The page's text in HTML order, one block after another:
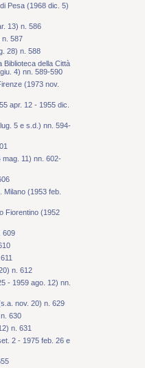
Pesa (1968 dic. 5)
13) n. 586
n. 587
28) n. 588
Biblioteca della Città
4) nn. 589-590
(1973 nov.
apr. 12 - 1955 dic.
5 e s.d.) nn. 594-
mag. 11) nn. 602-
Milano (1953 feb.
Fiorentino (1952
609
n. 612
- 1959 ago. 12) nn.
nov. 20) n. 629
630
n. 631
2 - 1975 feb. 26 e